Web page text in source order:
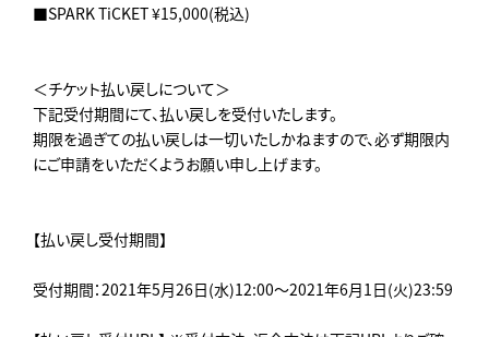
■SPARK TiCKET ¥15,000(税込)
＜チケット払い戻しについて＞
下記受付期間にて、払い戻しを受付いたします。
期限を過ぎての払い戻しは一切いたしかねますので、必ず期限内
にご申請をいただくようお願い申し上げます。
【払い戻し受付期間】
受付期間：2021年5月26日(水)12:00～2021年6月1日(火)23:59